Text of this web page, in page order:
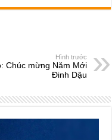
ail ar
Hình trước
Chúc mừng Năm Mới
Đinh Dậu